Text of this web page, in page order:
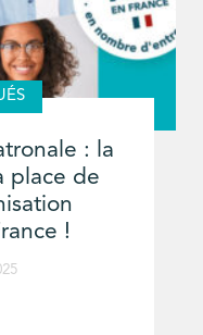
: la
place de
!